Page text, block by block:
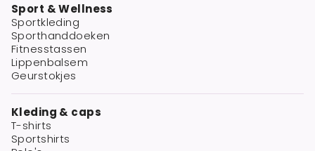
Sport & Wellness
Sportkleding
Sporthanddoeken
Fitnesstassen
Lippenbalsem
Geurstokjes
Kleding & caps
T-shirts
Sportshirts